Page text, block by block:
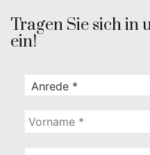
Tragen Sie sich in
ein!